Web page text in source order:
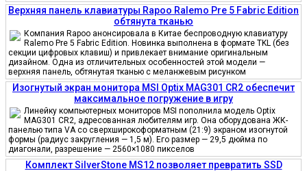
Верхняя панель клавиатуры Rapoo Ralemo Pre 5 Fabric Edition
обтянута тканью
Компания Rapoo анонсировала в Китае беспроводную клавиатуру
Ralemo Pre 5 Fabric Edition. Новинка выполнена в формате TKL (без
секции цифровых клавиш) и привлекает внимание оригинальным
дизайном. Одна из отличительных особенностей этой модели —
верхняя панель, обтянутая тканью с меланжевым рисунком
Изогнутый экран монитора MSI Optix MAG301 CR2 обеспечит
максимальное погружение в игру
Линейку компьютерных мониторов MSI пополнила модель Optix
MAG301 CR2, адресованная любителям игр. Она оборудована ЖК-
панелью типа VA со сверхширокоформатным (21:9) экраном изогнутой
формы (радиус закругления — 1,5 м). Его размер — 29,5 дюйма по
диагонали, разрешение — 2560×1080 пикселов
Комплект SilverStone MS12 позволяет превратить SSD